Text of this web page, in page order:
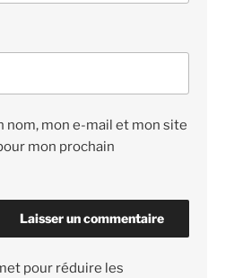
nom, mon e-mail et mon site
mon prochain
pour réduire les